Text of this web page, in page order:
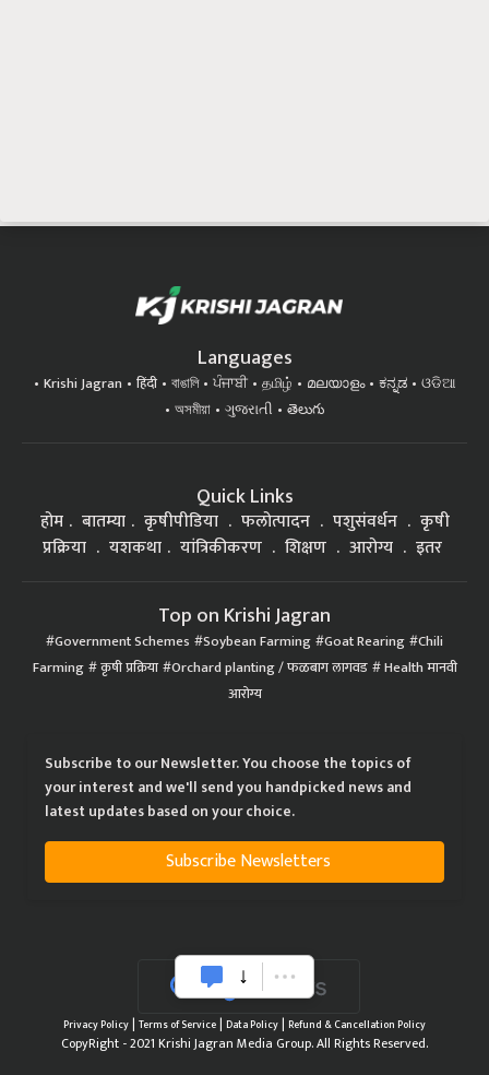
Languages
Krishi Jagran हिंदी বাঙালি ਪੰਜਾਬੀ தமிழ் മലയാളം ಕನ್ನಡ
ଓଡିଆ
অসমীয়া
ગુજરાતી తెలుగు
Quick Links
होम बातम्या कृषीपीडिया फलोत्पादन पशुसंवर्धन
कृषी
प्रक्रिया
यशकथा यांत्रिकीकरण शिक्षण आरोग्य इतर
Top on Krishi Jagran
Government Schemes Soybean Farming Goat Rearing Chili
Farming कृषी प्रक्रिया Orchard planting / फळबाग लागवड Health मानवी
आरोग्य
Subscribe to our Newsletter. You choose the topics of
your interest and we'll send you handpicked news and
latest updates based on your choice.
Subscribe Newsletters
Privacy Policy| Terms of Service| Data Policy| Refund & Cancellation Policy
CopyRight - 2021 Krishi Jagran Media Group. All Rights Reserved.